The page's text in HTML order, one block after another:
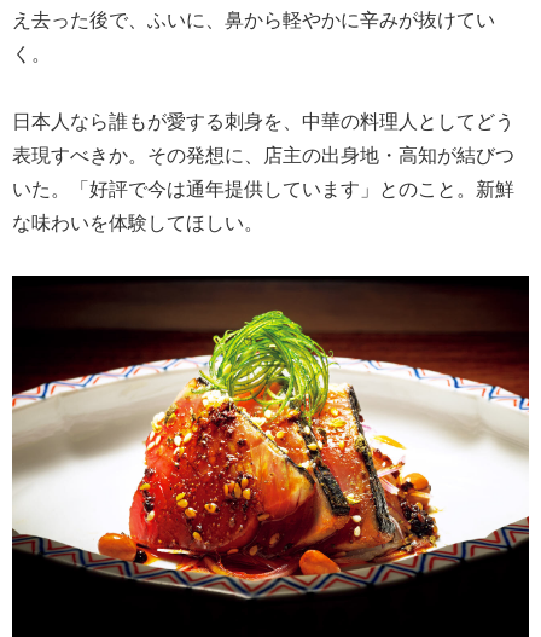
え去った後で、ふいに、鼻から軽やかに辛みが抜けてい
く。
日本人なら誰もが愛する刺身を、中華の料理人としてどう
表現すべきか。その発想に、店主の出身地・高知が結びつ
いた。「好評で今は通年提供しています」とのこと。新鮮
な味わいを体験してほしい。